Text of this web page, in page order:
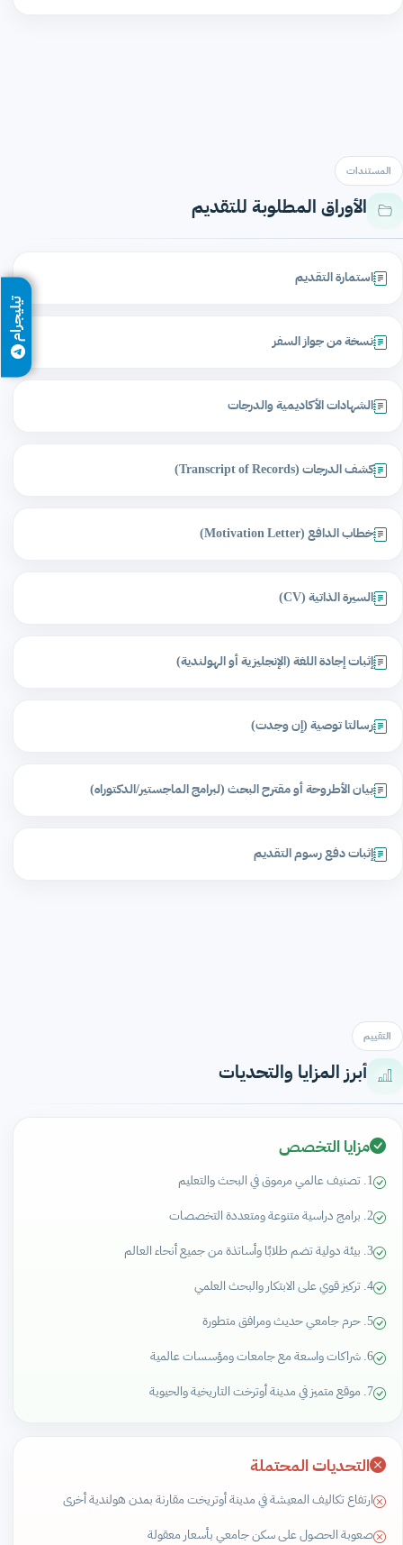
المستندات
الأوراق المطلوبة للتقديم
استمارة التقديم
نسخة من جواز السفر
الشهادات الأكاديمية والدرجات
كشف الدرجات (Transcript of Records)
خطاب الدافع (Motivation Letter)
السيرة الذاتية (CV)
إثبات إجادة اللغة (الإنجليزية أو الهولندية)
رسالتا توصية (إن وجدت)
بيان الأطروحة أو مقترح البحث (لبرامج الماجستير/الدكتوراه)
إثبات دفع رسوم التقديم
التقييم
أبرز المزايا والتحديات
مزايا التخصص
1. تصنيف عالمي مرموق في البحث والتعليم
2. برامج دراسية متنوعة ومتعددة التخصصات
3. بيئة دولية تضم طلابًا وأساتذة من جميع أنحاء العالم
4. تركيز قوي على الابتكار والبحث العلمي
5. حرم جامعي حديث ومرافق متطورة
6. شراكات واسعة مع جامعات ومؤسسات عالمية
7. موقع متميز في مدينة أوترخت التاريخية والحيوية
التحديات المحتملة
ارتفاع تكاليف المعيشة في مدينة أوتريخت مقارنة بمدن هولندية أخرى
صعوبة الحصول على سكن جامعي بأسعار معقولة
تيليجرام